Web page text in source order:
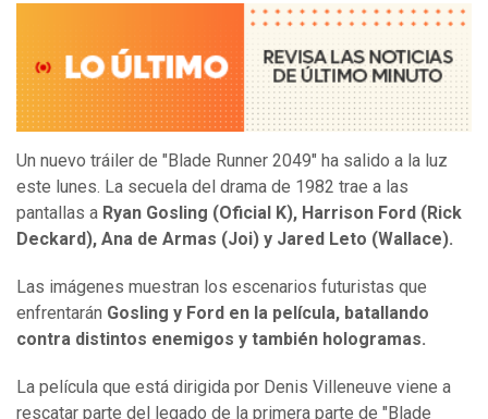
Un nuevo tráiler de "Blade Runner 2049" ha salido a la luz
este lunes. La secuela del drama de 1982 trae a las
pantallas a Ryan Gosling (Oficial K), Harrison Ford (Rick
Deckard), Ana de Armas (Joi) y Jared Leto (Wallace).
Las imágenes muestran los escenarios futuristas que
enfrentarán Gosling y Ford en la película, batallando
contra distintos enemigos y también hologramas.
La película que está dirigida por Denis Villeneuve viene a
rescatar parte del legado de la primera parte de "Blade